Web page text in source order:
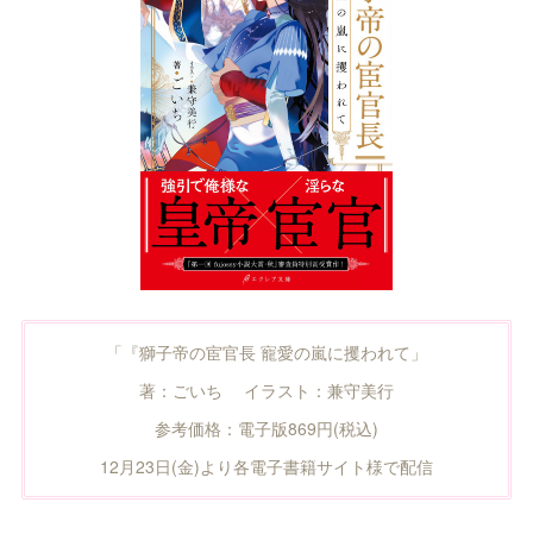
「『獅子帝の宦官長 寵愛の嵐に攫われて」
著：ごいち イラスト：兼守美行
参考価格：電子版869円(税込)
12月23日(金)より各電子書籍サイト様で配信